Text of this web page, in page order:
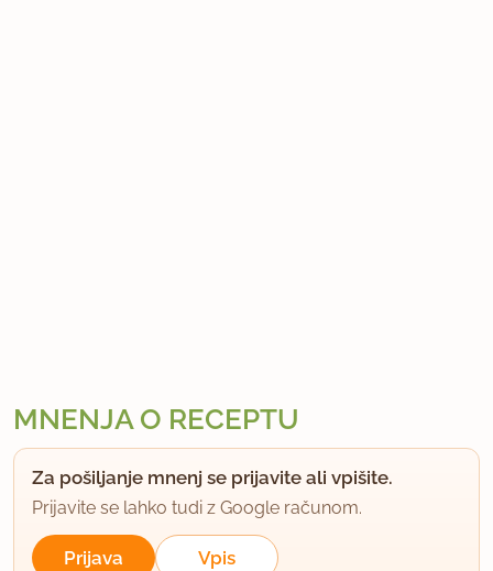
MNENJA O RECEPTU
Za pošiljanje mnenj se prijavite ali vpišite.
Prijavite se lahko tudi z Google računom.
Prijava Vpis